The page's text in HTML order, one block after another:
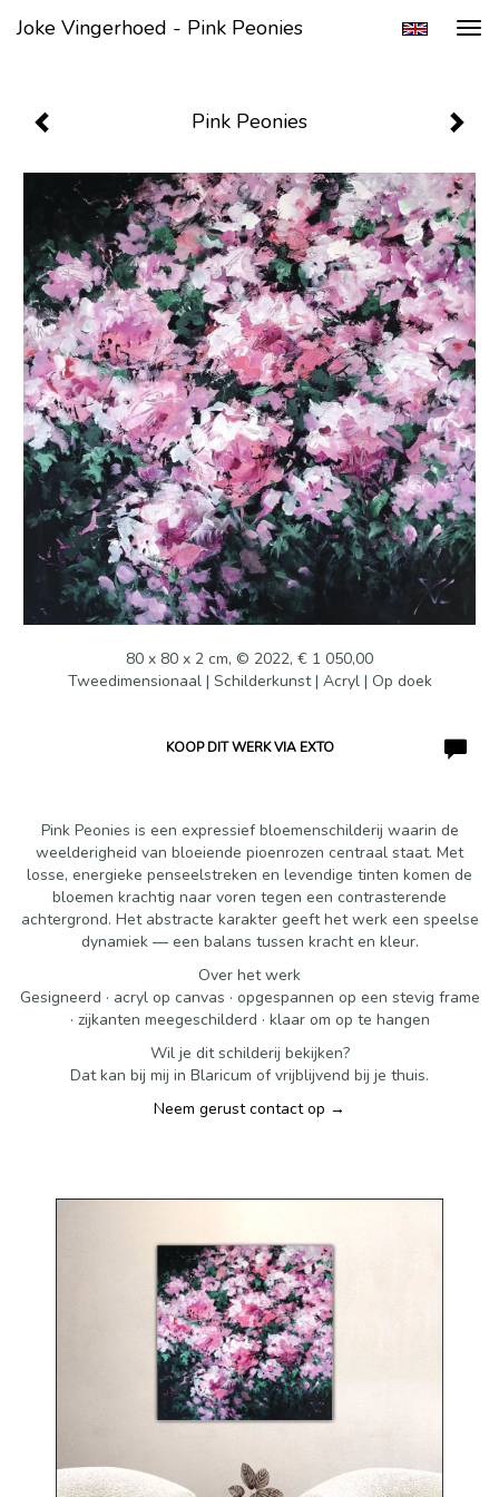
Joke Vingerhoed - Pink Peonies
Pink Peonies
80 x 80 x 2 cm, © 2022, € 1 050,00
Tweedimensionaal | Schilderkunst | Acryl | Op doek
KOOP DIT WERK VIA EXTO
Pink Peonies is een expressief bloemenschilderij waarin de
weelderigheid van bloeiende pioenrozen centraal staat. Met
losse, energieke penseelstreken en levendige tinten komen de
bloemen krachtig naar voren tegen een contrasterende
achtergrond. Het abstracte karakter geeft het werk een speelse
dynamiek — een balans tussen kracht en kleur.
Over het werk
Gesigneerd · acryl op canvas · opgespannen op een stevig frame
· zijkanten meegeschilderd · klaar om op te hangen
Wil je dit schilderij bekijken?
Dat kan bij mij in Blaricum of vrijblijvend bij je thuis.
Neem gerust contact op →